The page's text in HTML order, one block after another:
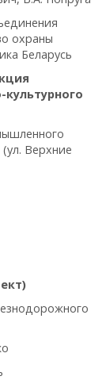
охраны
Беларусь
Верхние